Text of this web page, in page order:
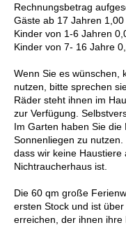
Rechnungsbetrag
Gäste ab 17 Jahren
Kinder von 1-6 Jahren
Kinder von 7- 16 Jahre
Wenn Sie es wünschen,
nutzen, bitte sprechen
Räder steht ihnen im
zur Verfügung.
Im Garten haben Sie
Sonnenliegen zu nutzen.
dass wir keine
Nichtraucherhaus ist.
Die 60 qm große
ersten Stock und ist
erreichen, der ihnen ihre